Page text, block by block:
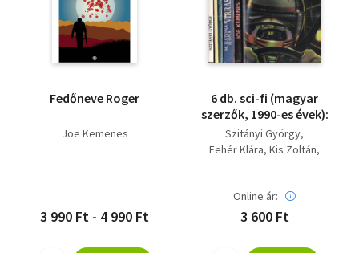
Fedőneve Roger
Joe Kemenes
3 990 Ft - 4 990 Ft
6 db. sci-fi (magyar
szerzők, 1990-es évek):
Szitányi György
Fehér Klára Kis Zoltán
Gyürk Sarolta
Online ár:
3 600 Ft